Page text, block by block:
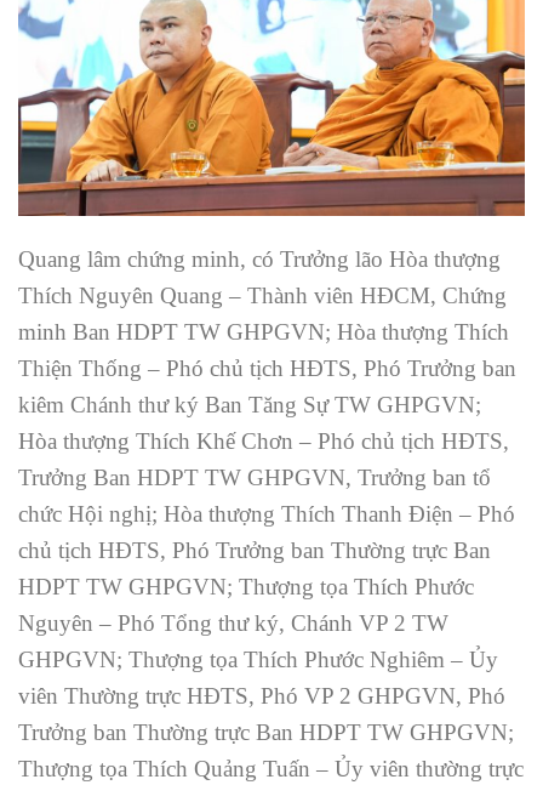
Quang lâm chứng minh, có Trưởng lão Hòa thượng
Thích Nguyên Quang – Thành viên HĐCM, Chứng
minh Ban HDPT TW GHPGVN; Hòa thượng Thích
Thiện Thống – Phó chủ tịch HĐTS, Phó Trưởng ban
kiêm Chánh thư ký Ban Tăng Sự TW GHPGVN;
Hòa thượng Thích Khế Chơn – Phó chủ tịch HĐTS,
Trưởng Ban HDPT TW GHPGVN, Trưởng ban tổ
chức Hội nghị; Hòa thượng Thích Thanh Điện – Phó
chủ tịch HĐTS, Phó Trưởng ban Thường trực Ban
HDPT TW GHPGVN; Thượng tọa Thích Phước
Nguyên – Phó Tổng thư ký, Chánh VP 2 TW
GHPGVN; Thượng tọa Thích Phước Nghiêm – Ủy
viên Thường trực HĐTS, Phó VP 2 GHPGVN, Phó
Trưởng ban Thường trực Ban HDPT TW GHPGVN;
Thượng tọa Thích Quảng Tuấn – Ủy viên thường trực